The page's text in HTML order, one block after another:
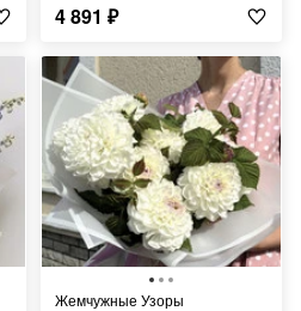
4 891 ₽
Жемчужные Узоры